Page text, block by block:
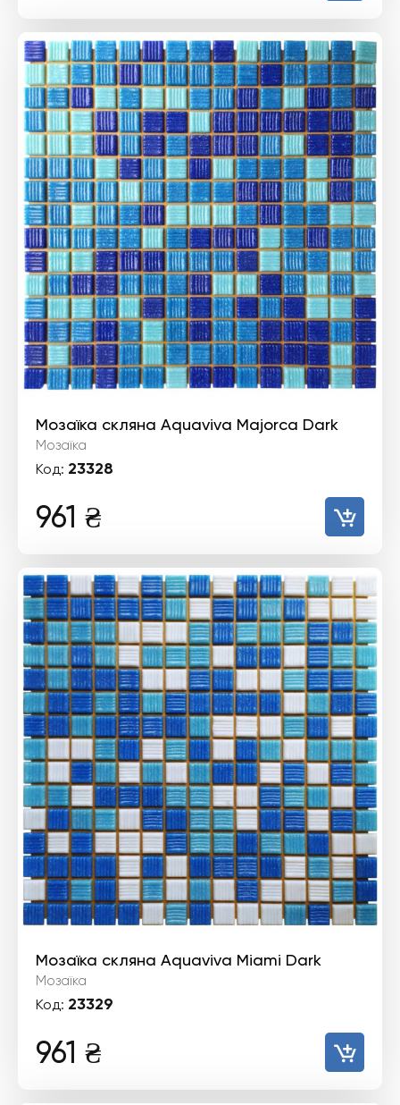
Мозаїка скляна Aquaviva Majorca Dark
Мозаїка
Код: 23328
961 ₴
Мозаїка скляна Aquaviva Miami Dark
Мозаїка
Код: 23329
961 ₴